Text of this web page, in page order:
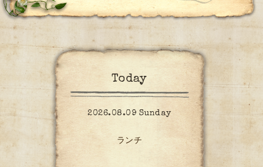
Today
2026.08.09 Sunday
ランチ